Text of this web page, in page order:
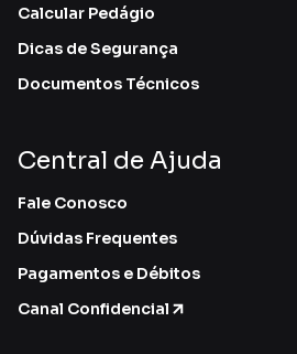
Calcular Pedágio
Dicas de Segurança
Documentos Técnicos
Central de Ajuda
Fale Conosco
Dúvidas Frequentes
Pagamentos e Débitos
Canal Confidencial